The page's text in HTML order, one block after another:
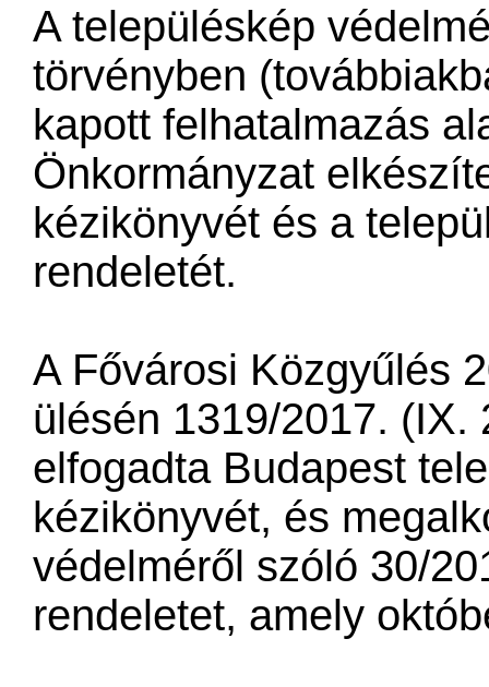
​​​​​​​​​​​​​​​​A településkép
törvényben
kapott felhatalmazás
Önkormányzat
kézikönyvét és a
rendeletét.
A Fővárosi Közgyűlés
ülésén 1319/2017.
elfogadta Budapest
kézikönyvét, és
védelméről szóló 30/
rendeletet, amely